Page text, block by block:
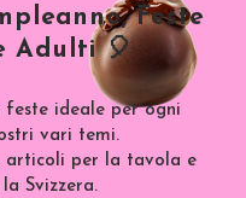
Feste
Adulti 🎈
feste ideale per ogni
vari temi.
articoli per la tavola e
Svizzera.